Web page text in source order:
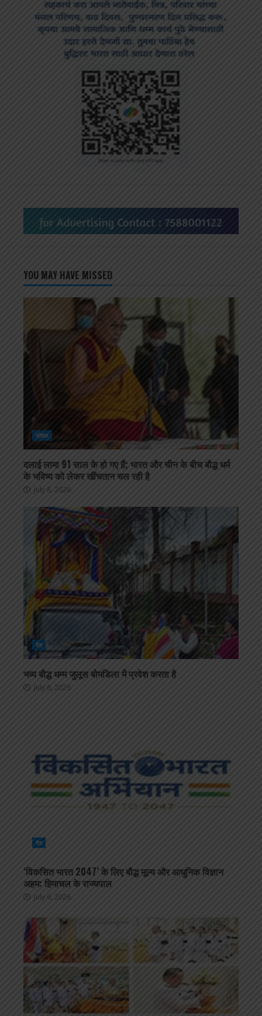
YOU MAY HAVE MISSED
सोशल
दलाई लामा 91 साल के हो गए हैं; भारत और चीन के बीच बौद्ध धर्म
के भविष्य को लेकर खींचतान चल रही है
July 8, 2026
देश
भव्य बौद्ध धम्म जुलूस बोमडिला में प्रवेश करता है
July 6, 2026
देश
‘विकसित भारत 2047’ के लिए बौद्ध मूल्य और आधुनिक विज्ञान
अहम: हिमाचल के राज्यपाल
July 6, 2026